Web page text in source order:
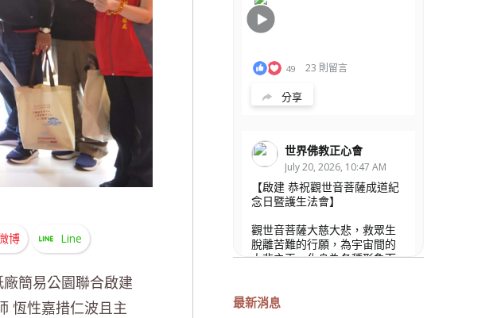
博 Line
簡易公園聯合啟建
恆性嘉措仁波且主
49 23 則留言
分享
世界佛教正心會
July 20, 2026, 10:47 AM
【啟建 恭祝觀世音菩薩成道紀
念日暨護生法會】
觀世音菩薩大慈大悲，救眾生
脫離苦難的行願，為宇宙間的
大悲之王，化身為各種形象而
身，農曆6月19日為觀世音菩薩
最新消息